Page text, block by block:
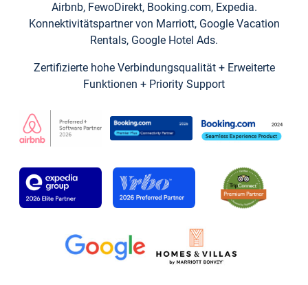
Airbnb, FewoDirekt, Booking.com, Expedia.
Konnektivitätspartner von Marriott, Google Vacation
Rentals, Google Hotel Ads.
Zertifizierte hohe Verbindungsqualität + Erweiterte
Funktionen + Priority Support